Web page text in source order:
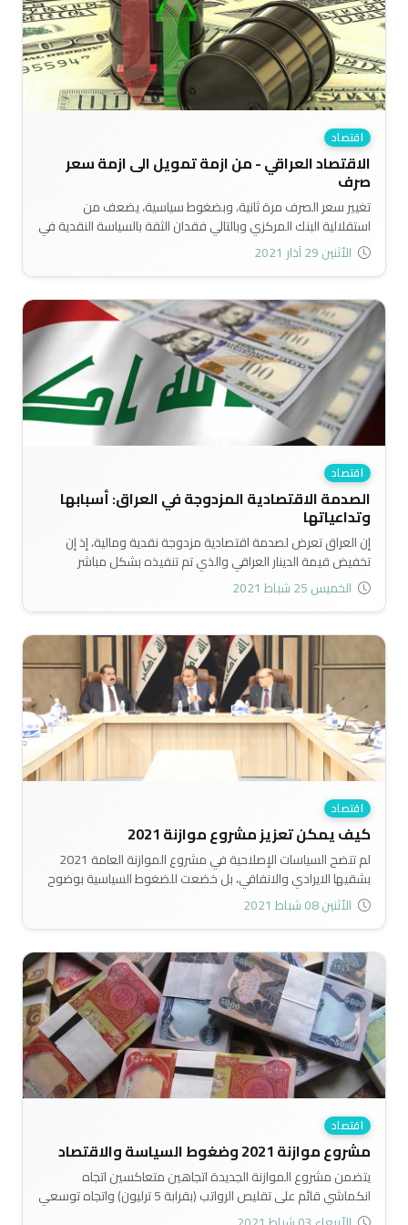
اقتصاد
الاقتصاد العراقي - من ازمة تمويل الى ازمة سعر
صرف
تغيير سعر الصرف مرة ثانية، وبضغوط سياسية، يضعف من
استقلالية البنك المركزي وبالتالي فقدان الثقة بالسياسة النقدية في
العراق..الأثنين 29 آذار 2021
اقتصاد
الصدمة الاقتصادية المزدوجة في العراق: أسبابها
وتداعياتها
إن العراق تعرض لصدمة اقتصادية مزدوجة نقدية ومالية، إذ إن
تخفيض قيمة الدينار العراقي والذي تم تنفيذه بشكل مباشر
بالتزامن مع تخفيض تعويضات الموظفين بنسبة كبيرة التي لا تزال
قيد النقاش تحت قبة البرلمان وكان لها أثراً إعلامياً، أديا معاً لتراجع
النشاط الاقتصادي بسبب حالة الغموض والتخوف بشأن المستقبل..
الخميس 25 شباط 2021
اقتصاد
كيف يمكن تعزيز مشروع موازنة 2021
لم تتضح السياسات الإصلاحية في مشروع الموازنة العامة 2021
بشقيها الايرادي والانفاقي، بل خضعت للضغوط السياسية بوضوح
على حساب الشروع بالتنمية والاصلاح..
الأثنين 08 شباط 2021
اقتصاد
مشروع موازنة 2021 وضغوط السياسة والاقتصاد
يتضمن مشروع الموازنة الجديدة اتجاهين متعاكسين اتجاه
انكماشي قائم على تقليص الرواتب (بقرابة 5 ترليون) واتجاه توسعي
لأغراض استهلاكية غير انتاجية، وبشكل يفوق الاتجاه الانكماشي،